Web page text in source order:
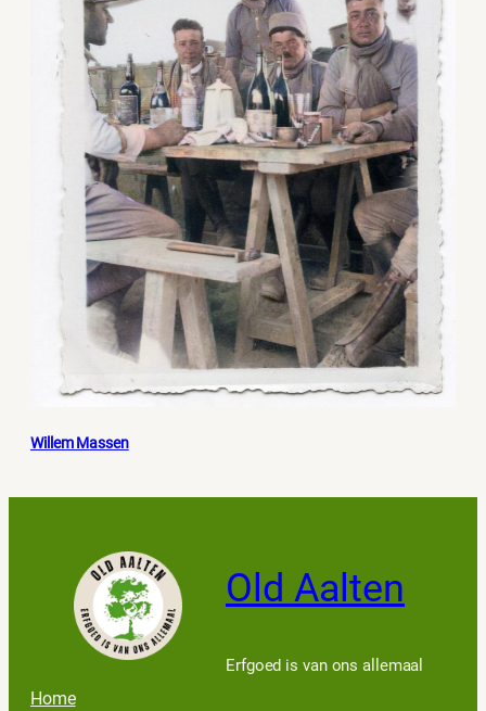
Willem Massen
Old Aalten
Erfgoed is van ons allemaal
Home